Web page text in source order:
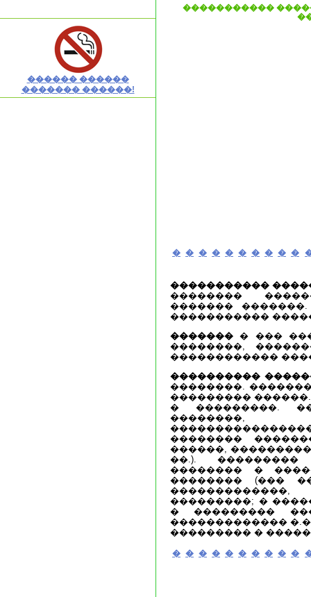
������ ������
������� ������!
�����������
� � � � � � � � � �
�����������
��������
�������
�����������
������� � ���
��������,
������������
����������
��������.
���������
� ���������.
��������,
��������
������,
��.).
�������� �
�������� (���
���������; �
� ���������
�������������
��������� �
� � � � � � � � � �